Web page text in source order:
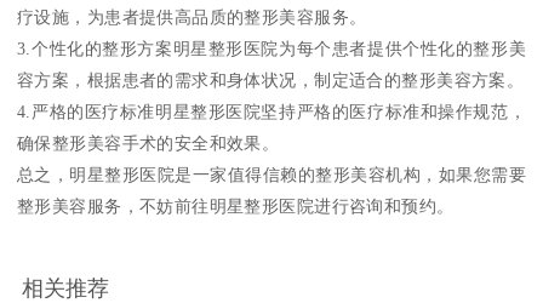
疗设施，为患者提供高品质的整形美容服务。
3.个性化的整形方案明星整形医院为每个患者提供个性化的整形美
容方案，根据患者的需求和身体状况，制定适合的整形美容方案。
4.严格的医疗标准明星整形医院坚持严格的医疗标准和操作规范，
确保整形美容手术的安全和效果。
总之，明星整形医院是一家值得信赖的整形美容机构，如果您需要
整形美容服务，不妨前往明星整形医院进行咨询和预约。
相关推荐